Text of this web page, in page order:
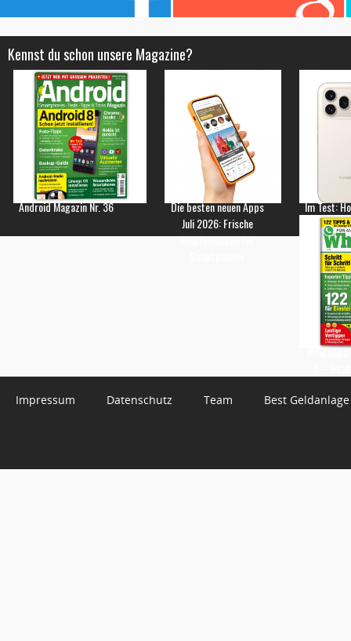
Kennst du schon unsere Magazine?
Android Magazin Nr. 36
Die besten neuen Apps
Juli 2026: Frische
Empfehlungen für
Im Test:
Impressum Datenschutz Team Best Geldanlage